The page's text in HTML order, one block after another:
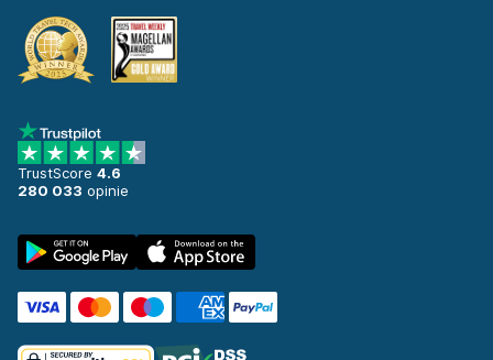
TrustScore 4.6
280 033 opinie